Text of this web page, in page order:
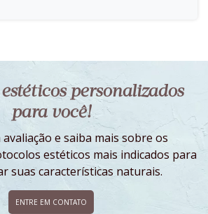
personalizados
para você!
e saiba mais sobre os
estéticos mais indicados para
suas características naturais.
ENTRE EM CONTATO